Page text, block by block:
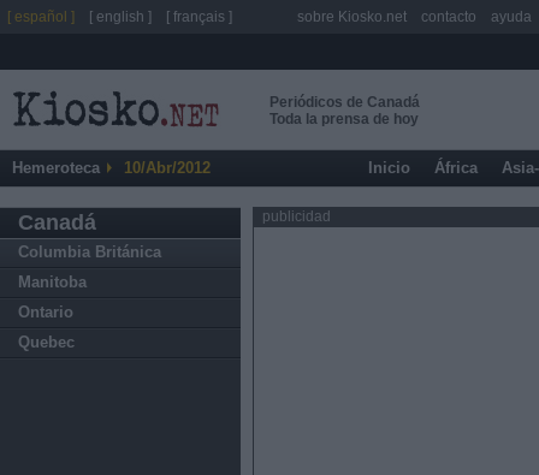
Periódicos de Canadá
Toda la prensa de hoy
Hemeroteca 10/Abr/2012 Inicio África
Canadá
Columbia Británica
Manitoba
Ontario
Quebec
publicidad
[ español ] [ english ] [ français ] sobre Kiosko.net contacto ayuda